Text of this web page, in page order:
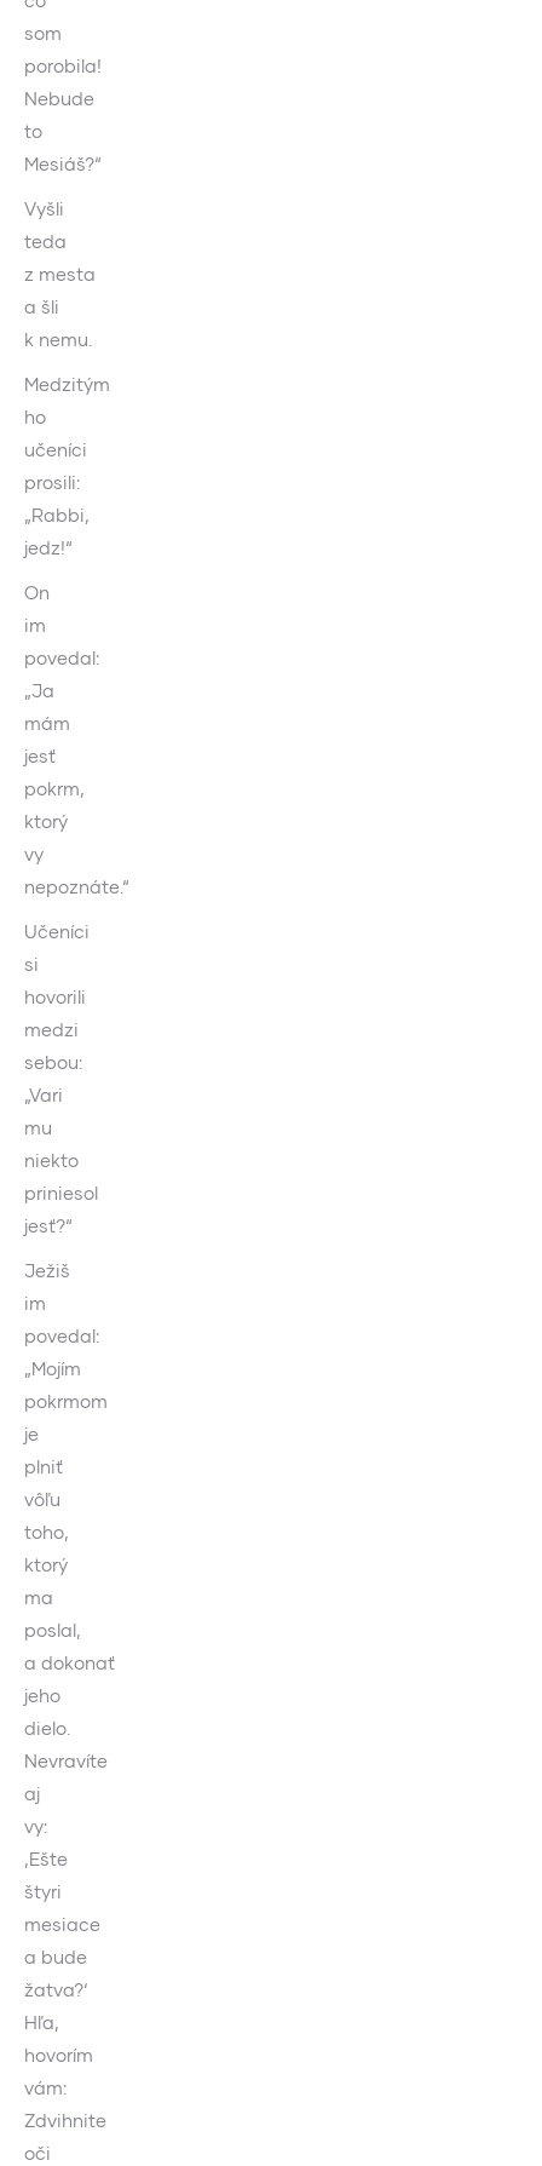
som
porobila!
Nebude
to
Mesiáš?“
Vyšli
teda
z mesta
a šli
k nemu.
Medzitým
ho
učeníci
prosili:
„Rabbi,
jedz!“
On
im
povedal:
„Ja
mám
jesť
pokrm,
ktorý
vy
nepoznáte.“
Učeníci
si
hovorili
medzi
sebou:
„Vari
mu
niekto
priniesol
jesť?“
Ježiš
im
povedal:
„Mojím
pokrmom
je
plniť
vôľu
toho,
ktorý
ma
poslal,
a dokonať
jeho
dielo.
Nevravíte
aj
vy:
‚Ešte
štyri
mesiace
a bude
žatva?‘
Hľa,
hovorím
vám:
Zdvihnite
oči